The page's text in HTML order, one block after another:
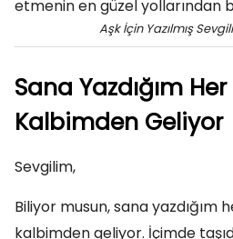
Aşk İçin Yazılmış
Sana Yazdığım
Kalbimden Geliyor
Sevgilim,
Biliyor musun, sana yazdığım
kalbimden geliyor. İçimde